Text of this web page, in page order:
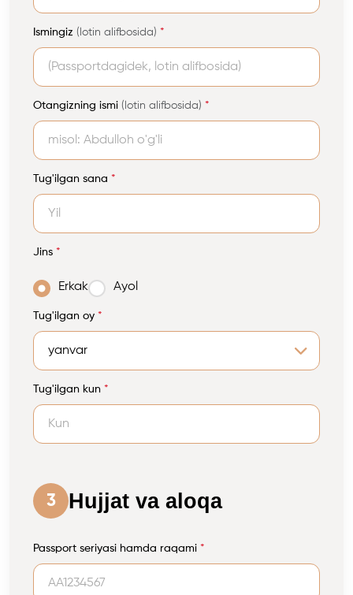
Ismingiz (lotin alifbosida) *
Otangizning ismi (lotin alifbosida) *
Tug'ilgan sana *
Jins *
Erkak Ayol
Tug'ilgan oy *
Tug'ilgan kun *
3 Hujjat va aloqa
Passport seriyasi hamda raqami *